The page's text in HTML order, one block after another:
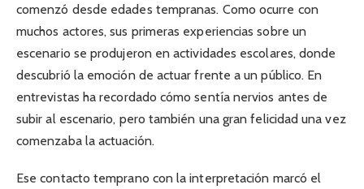
comenzó desde edades tempranas. Como ocurre con
muchos actores, sus primeras experiencias sobre un
escenario se produjeron en actividades escolares, donde
descubrió la emoción de actuar frente a un público. En
entrevistas ha recordado cómo sentía nervios antes de
subir al escenario, pero también una gran felicidad una vez
comenzaba la actuación.
Ese contacto temprano con la interpretación marcó el